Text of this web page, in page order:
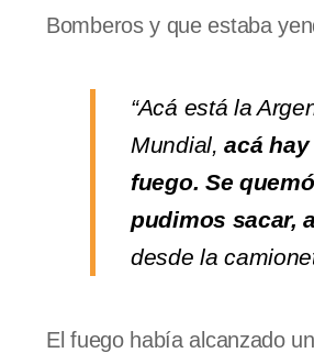
Bomberos y que estaba
“Acá está la
Mundial,acá
fuego. Se
pudimos sacar,
desde la
El fuego había alcanzado